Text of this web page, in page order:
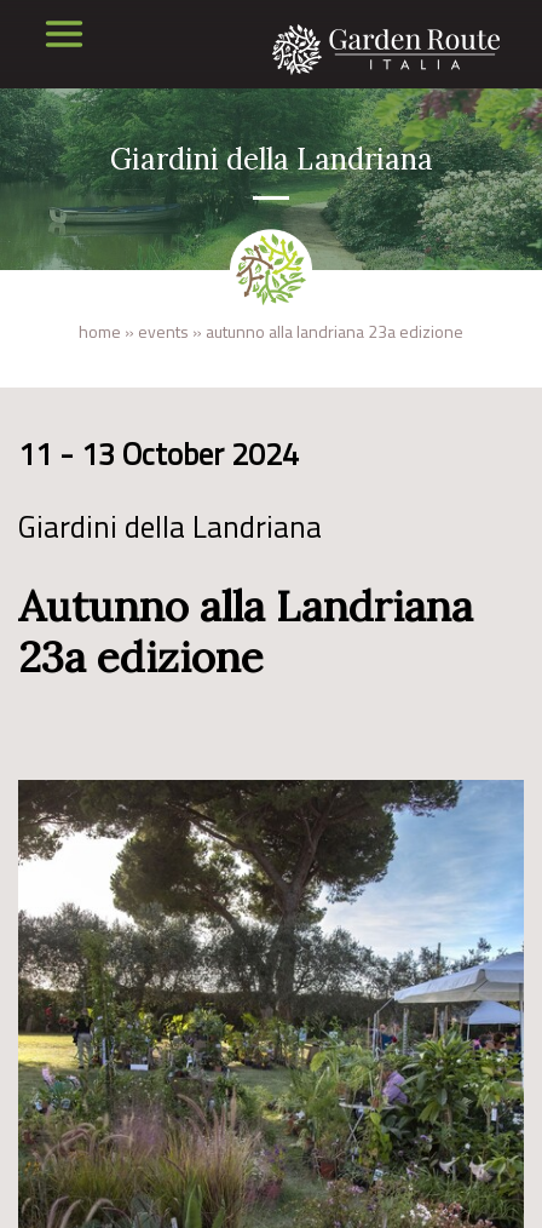
Giardini della Landriana
home » events » autunno alla landriana 23a edizione
11 - 13 October 2024
Giardini della Landriana
Autunno alla Landriana
23a edizione